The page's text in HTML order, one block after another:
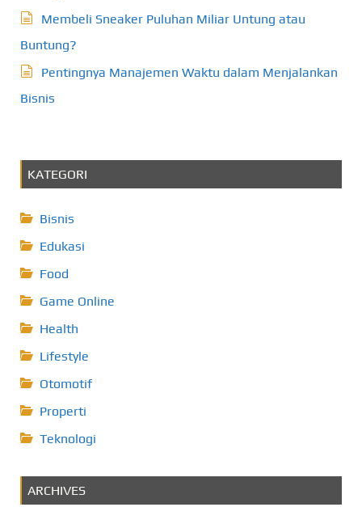
Membeli Sneaker Puluhan Miliar Untung atau
Buntung?
Pentingnya Manajemen Waktu dalam Menjalankan
Bisnis
KATEGORI
Bisnis
Edukasi
Food
Game Online
Health
Lifestyle
Otomotif
Properti
Teknologi
ARCHIVES